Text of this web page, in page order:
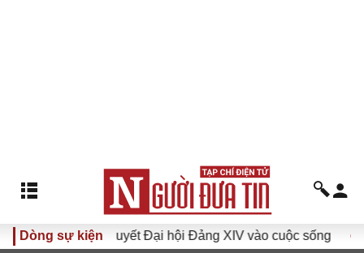
Dòng sự kiện
quyết Đại hội Đảng XIV vào cuộc sống Hướng tới